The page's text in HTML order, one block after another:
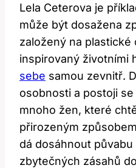
Lela Ceterova je
může být dosažena
založený na
inspirovaný životními
sebe samou zevnitř.
osobnosti a postoji
mnoho žen, které
přirozeným
dá dosáhnout půvabu
zbytečných zásahů